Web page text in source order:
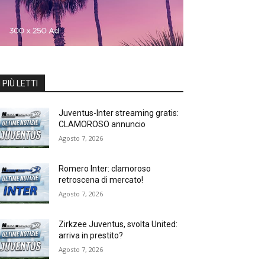
PIÙ LETTI
Juventus-Inter streaming gratis:
CLAMOROSO annuncio
Agosto 7, 2026
Romero Inter: clamoroso
retroscena di mercato!
Agosto 7, 2026
Zirkzee Juventus, svolta United:
arriva in prestito?
Agosto 7, 2026